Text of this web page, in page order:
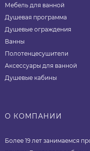
Мебель для ванной
Душевая программа
Душевые ограждения
Ванны
Полотенцесушители
Аксессуары для ванной
Душевые кабины
О КОМПАНИИ
Более 19 лет занимаемся